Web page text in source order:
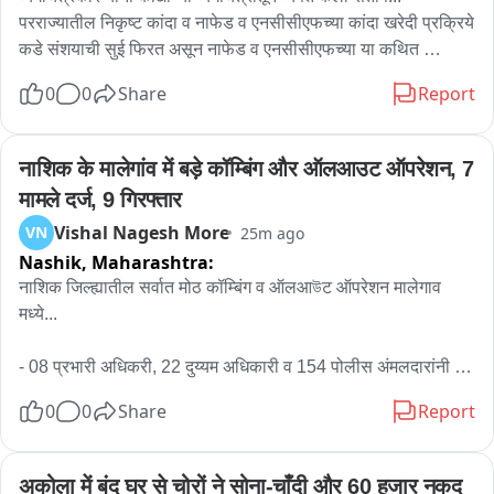
बाईट- ज्येष्ठा मैत्रेयी, पुलिस अधीक्षक सवाई माधोपुर
परराज्यातील निकृष्ट कांदा व नाफेड व एनसीसीएफच्या कांदा खरेदी प्रक्रिये
कडे संशयाची सुई फिरत असून नाफेड व एनसीसीएफच्या या कथित
मोरे यांनी आपल्या व्यंगचित्रातून संताप व्यक्त केला आहे. असून व्यंगचित्रात
प्रखर आसूड ओढले असून या दोघांच्या संगनमताने पर राज्यातून कांदा आणून
मोठा घोटाळा निर्माण करत असून कांदा उत्पादक शेतकऱ्यांच्या ताटात माती
कालवण्याचे काम करत असल्याचा घणाघात त्यांनी आपल्या व्यंगचित्रातून
केला आहे.
0 0 Share Report
नाशिक के मालेगांव में बड़े कॉम्बिंग और ऑलआउट ऑपरेशन, 7
मामले दर्ज, 9 गिरफ्तार
VN Vishal Nagesh More 25m ago
Nashik, Maharashtra:
नाशिक जिल्ह्यातील सर्वात मोठ कॉम्बिंग व ऑलआউट ऑपरेशन मालेगाव
मध्ये...
- 08 प्रभारी अधिकरी, 22 दुय्यम अधिकारी व 154 पोलीस अंमलदारांनी
गुटख्याची तस्करी उध्वस्त...
0 0 Share Report
अकोला में बंद घर से चोरों ने सोना-चाँदी और 60 हजार नकद